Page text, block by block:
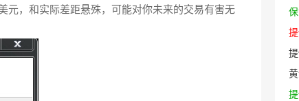
元，和实际差距悬殊，可能对你未来的交易有害无